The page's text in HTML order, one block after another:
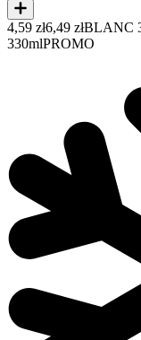
4,59 zł6,49 złBLANC
330mlPROMO